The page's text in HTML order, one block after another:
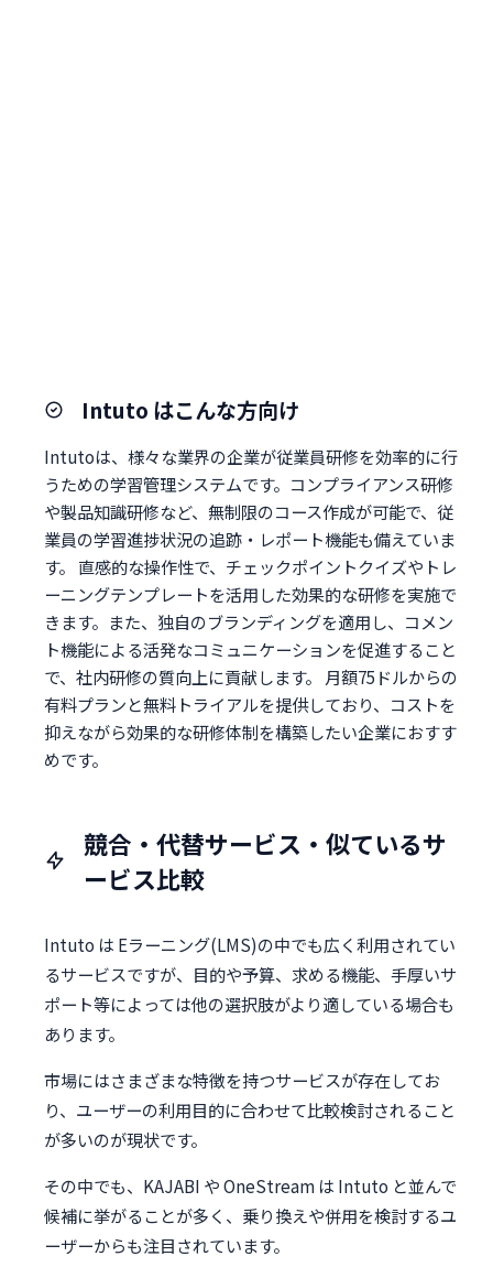
Intuto はこんな方向け
Intutoは、様々な業界の企業が従業員研修を効率的に行
うための学習管理システムです。コンプライアンス研修
や製品知識研修など、無制限のコース作成が可能で、従
業員の学習進捗状況の追跡・レポート機能も備えていま
す。 直感的な操作性で、チェックポイントクイズやトレ
ーニングテンプレートを活用した効果的な研修を実施で
きます。また、独自のブランディングを適用し、コメン
ト機能による活発なコミュニケーションを促進すること
で、社内研修の質向上に貢献します。 月額75ドルからの
有料プランと無料トライアルを提供しており、コストを
抑えながら効果的な研修体制を構築したい企業におすす
めです。
競合・代替サービス・似ているサ
ービス比較
Intuto は Eラーニング(LMS)の中でも広く利用されてい
るサービスですが、目的や予算、求める機能、手厚いサ
ポート等によっては他の選択肢がより適している場合も
あります。
市場にはさまざまな特徴を持つサービスが存在してお
り、ユーザーの利用目的に合わせて比較検討されること
が多いのが現状です。
その中でも、KAJABI や OneStream は Intuto と並んで
候補に挙がることが多く、乗り換えや併用を検討するユ
ーザーからも注目されています。